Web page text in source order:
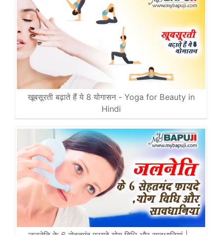
खूबसूरती बढ़ाते हैं ये 8 योगासन - Yoga for Beauty in
Hindi